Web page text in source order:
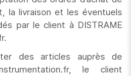
la livraison et les éventuels
par le client à DISTRAME
des articles auprès de
le client